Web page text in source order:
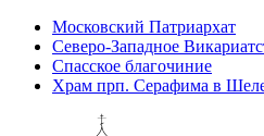
Московский Патриархат
Северо-Западное
Спасское благочиние
Храм прп. Серафима в